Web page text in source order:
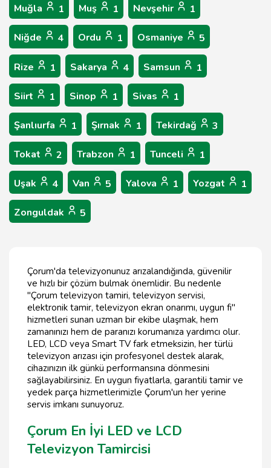
Muğla 1 Muş 1 Nevşehir 1
Niğde 4 Ordu 1 Osmaniye 5
Rize 1 Sakarya 4 Samsun 1
Siirt 1 Sinop 1 Sivas 1
Şanlıurfa 1 Şırnak 1 Tekirdağ 3
Tokat 2 Trabzon 1 Tunceli 1
Uşak 4 Van 5 Yalova 1 Yozgat 1
Zonguldak 5
Çorum'da televizyonunuz arızalandığında, güvenilir
ve hızlı bir çözüm bulmak önemlidir. Bu nedenle
"Çorum televizyon tamiri, televizyon servisi,
elektronik tamir, televizyon ekran onarımı, uygun fi"
hizmetleri sunan uzman bir ekibe ulaşmak, hem
zamanınızı hem de paranızı korumanıza yardımcı olur.
LED, LCD veya Smart TV fark etmeksizin, her türlü
televizyon arızası için profesyonel destek alarak,
cihazınızın ilk günkü performansına dönmesini
sağlayabilirsiniz. En uygun fiyatlarla, garantili tamir ve
yedek parça hizmetlerimizle Çorum'un her yerine
servis imkanı sunuyoruz.
Çorum En İyi LED ve LCD
Televizyon Tamircisi